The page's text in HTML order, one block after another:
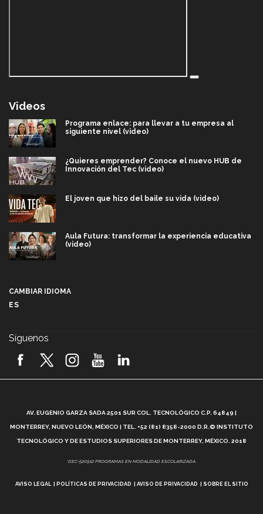
Videos
Programa enlace: para llevar a tu empresa al
siguiente nivel (video)
¿Quieres emprender? Conoce el nuevo HUB de
Innovación del Tec (video)
El joven que hizo del baile su vida (video)
Aula Futura: transformar la experiencia educativa
(video)
2026! (video)
¿Cómo es el Modelo Educativo Tec? (video)
Vida Tec: Feminismo e Inteligencia Artificial, Paola
CAMBIAR IDIOMA
ES
Síguenos
AV. EUGENIO GARZA SADA 2501 SUR COL. TECNOLÓGICO C.P. 64849 |
MONTERREY, NUEVO LEÓN, MÉXICO | TEL. +52 (81) 8358-2000 D.R.© INSTITUTO
TECNOLÓGICO Y DE ESTUDIOS SUPERIORES DE MONTERREY, MÉXICO. 2018
*DEC-520912 PROGRAMAS EN MODALIDAD ESCOLARIZADA.
AVISO LEGAL POLÍTICAS DE PRIVACIDAD AVISO DE PRIVACIDAD SOBRE EL SITIO